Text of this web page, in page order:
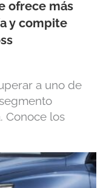
ofrece más
y compite
a uno de
Conoce los